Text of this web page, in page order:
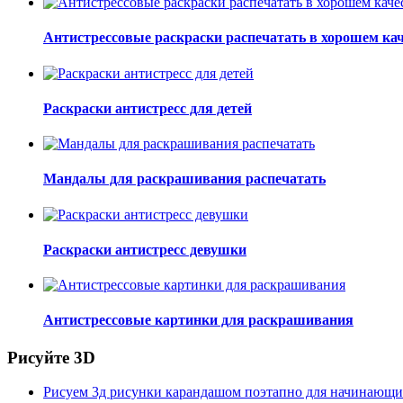
Антистрессовые раскраски распечатать в хорошем
Раскраски антистресс для детей
Мандалы для раскрашивания распечатать
Раскраски антистресс девушки
Антистрессовые картинки для раскрашивания
Рисуйте 3D
Рисуем 3д рисунки карандашом поэтапно для